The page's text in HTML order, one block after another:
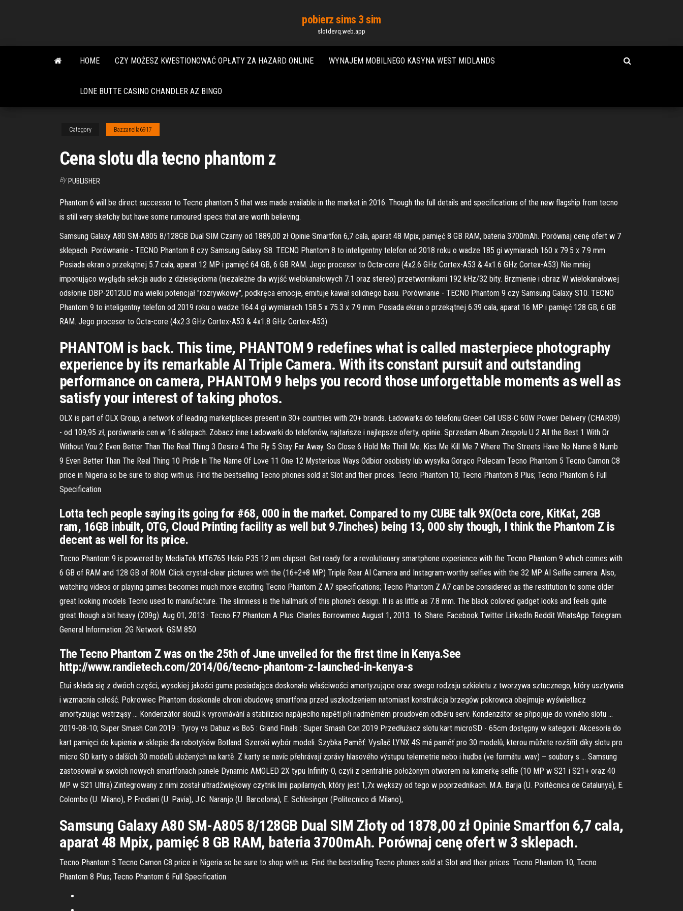
content
pobierz sims 3 sim
slotdevq.web.app
HOME CZY MOŻESZ KWESTIONOWAĆ OPŁATY ZA HAZARD ONLINE WYNAJEM MOBILNEGO KASYNA WEST MIDLANDS
LONE BUTTE CASINO CHANDLER AZ BINGO
Category Bazzanella6917
Cena slotu dla tecno phantom z
By PUBLISHER
Phantom 6 will be direct successor to Tecno phantom 5 that was made available in the market in 2016. Though the full details and specifications of the new flagship from tecno
is still very sketchy but have some rumoured specs that are worth believing.
Samsung Galaxy A80 SM-A805 8/128GB Dual SIM Czarny od 1889,00 zł Opinie Smartfon 6,7 cala, aparat 48 Mpix, pamięć 8 GB RAM, bateria 3700mAh. Porównaj cenę ofert w 7
sklepach. Porównanie - TECNO Phantom 8 czy Samsung Galaxy S8. TECNO Phantom 8 to inteligentny telefon od 2018 roku o wadze 185 gi wymiarach 160 x 79.5 x 7.9 mm.
Posiada ekran o przekątnej 5.7 cala, aparat 12 MP i pamięć 64 GB, 6 GB RAM. Jego procesor to Octa-core (4x2.6 GHz Cortex-A53 & 4x1.6 GHz Cortex-A53) Nie mniej
imponująco wygląda sekcja audio z dziesięcioma (niezależne dla wyjść wielokanałowych 7.1 oraz stereo) przetwornikami 192 kHz/32 bity. Brzmienie i obraz W wielokanałowej
odsłonie DBP-2012UD ma wielki potencjał "rozrywkowy", podkręca emocje, emituje kawał solidnego basu. Porównanie - TECNO Phantom 9 czy Samsung Galaxy S10. TECNO
Phantom 9 to inteligentny telefon od 2019 roku o wadze 164.4 gi wymiarach 158.5 x 75.3 x 7.9 mm. Posiada ekran o przekątnej 6.39 cala, aparat 16 MP i pamięć 128 GB, 6 GB
RAM. Jego procesor to Octa-core (4x2.3 GHz Cortex-A53 & 4x1.8 GHz Cortex-A53)
PHANTOM is back. This time, PHANTOM 9 redefines what is called masterpiece photography
experience by its remarkable AI Triple Camera. With its constant pursuit and outstanding
performance on camera, PHANTOM 9 helps you record those unforgettable moments as well as
satisfy your interest of taking photos.
OLX is part of OLX Group, a network of leading marketplaces present in 30+ countries with 20+ brands. Ładowarka do telefonu Green Cell USB-C 60W Power Delivery (CHAR09)
- od 109,95 zł, porównanie cen w 16 sklepach. Zobacz inne Ładowarki do telefonów, najtańsze i najlepsze oferty, opinie. Sprzedam Album Zespołu U 2 All the Best 1 With Or
Without You 2 Even Better Than The Real Thing 3 Desire 4 The Fly 5 Stay Far Away. So Close 6 Hold Me Thrill Me. Kiss Me Kill Me 7 Where The Streets Have No Name 8 Numb
9 Even Better Than The Real Thing 10 Pride In The Name Of Love 11 One 12 Mysterious Ways Odbior osobisty lub wysylka Gorąco Polecam Tecno Phantom 5 Tecno Camon C8
price in Nigeria so be sure to shop with us. Find the bestselling Tecno phones sold at Slot and their prices. Tecno Phantom 10; Tecno Phantom 8 Plus; Tecno Phantom 6 Full
Specification
Lotta tech people saying its going for #68, 000 in the market. Compared to my CUBE talk 9X(Octa core, KitKat, 2GB
ram, 16GB inbuilt, OTG, Cloud Printing facility as well but 9.7inches) being 13, 000 shy though, I think the Phantom Z is
decent as well for its price.
Tecno Phantom 9 is powered by MediaTek MT6765 Helio P35 12 nm chipset. Get ready for a revolutionary smartphone experience with the Tecno Phantom 9 which comes with
6 GB of RAM and 128 GB of ROM. Click crystal-clear pictures with the (16+2+8 MP) Triple Rear AI Camera and Instagram-worthy selfies with the 32 MP AI Selfie camera. Also,
watching videos or playing games becomes much more exciting Tecno Phantom Z A7 specifications; Tecno Phantom Z A7 can be considered as the restitution to some older
great looking models Tecno used to manufacture. The slimness is the hallmark of this phone's design. It is as little as 7.8 mm. The black colored gadget looks and feels quite
great though a bit heavy (209g). Aug 01, 2013 · Tecno F7 Phantom A Plus. Charles Borrowmeo August 1, 2013. 16. Share. Facebook Twitter LinkedIn Reddit WhatsApp Telegram.
General Information: 2G Network: GSM 850
The Tecno Phantom Z was on the 25th of June unveiled for the first time in Kenya.See
http://www.randietech.com/2014/06/tecno-phantom-z-launched-in-kenya-s
Etui składa się z dwóch części, wysokiej jakości guma posiadająca doskonałe właściwości amortyzujące oraz swego rodzaju szkieletu z tworzywa sztucznego, który usztywnia
i wzmacnia całość. Pokrowiec Phantom doskonale chroni obudowę smartfona przed uszkodzeniem natomiast konstrukcja brzegów pokrowca obejmuje wyświetlacz
amortyzując wstrząsy … Kondenzátor slouží k vyrovnávání a stabilizaci napájecího napětí při nadměrném proudovém odběru serv. Kondenzátor se připojuje do volného slotu …
2019-08-10; Super Smash Con 2019 : Tyroy vs Dabuz vs Bo5 : Grand Finals : Super Smash Con 2019 Przedłużacz slotu kart microSD - 65cm dostępny w kategorii: Akcesoria do
kart pamięci do kupienia w sklepie dla robotyków Botland. Szeroki wybór modeli. Szybka Paměť: Vysílač LYNX 4S má paměť pro 30 modelů, kterou můžete rozšířit díky slotu pro
micro SD karty o dalších 30 modelů uložených na kartě. Z karty se navíc přehrávají zprávy hlasového výstupu telemetrie nebo i hudba (ve formátu .wav) – soubory s … Samsung
zastosował w swoich nowych smartfonach panele Dynamic AMOLED 2X typu Infinity-O, czyli z centralnie położonym otworem na kamerkę selfie (10 MP w S21 i S21+ oraz 40
MP w S21 Ultra).Zintegrowany z nimi został ultradźwiękowy czytnik linii papilarnych, który jest 1,7x większy od tego w poprzednikach. M.A. Barja (U. Politècnica de Catalunya), E.
Colombo (U. Milano), P. Frediani (U. Pavia), J.C. Naranjo (U. Barcelona), E. Schlesinger (Politecnico di Milano),
Samsung Galaxy A80 SM-A805 8/128GB Dual SIM Złoty od 1878,00 zł Opinie Smartfon 6,7 cala,
aparat 48 Mpix, pamięć 8 GB RAM, bateria 3700mAh. Porównaj cenę ofert w 3 sklepach.
Tecno Phantom 5 Tecno Camon C8 price in Nigeria so be sure to shop with us. Find the bestselling Tecno phones sold at Slot and their prices. Tecno Phantom 10; Tecno
Phantom 8 Plus; Tecno Phantom 6 Full Specification